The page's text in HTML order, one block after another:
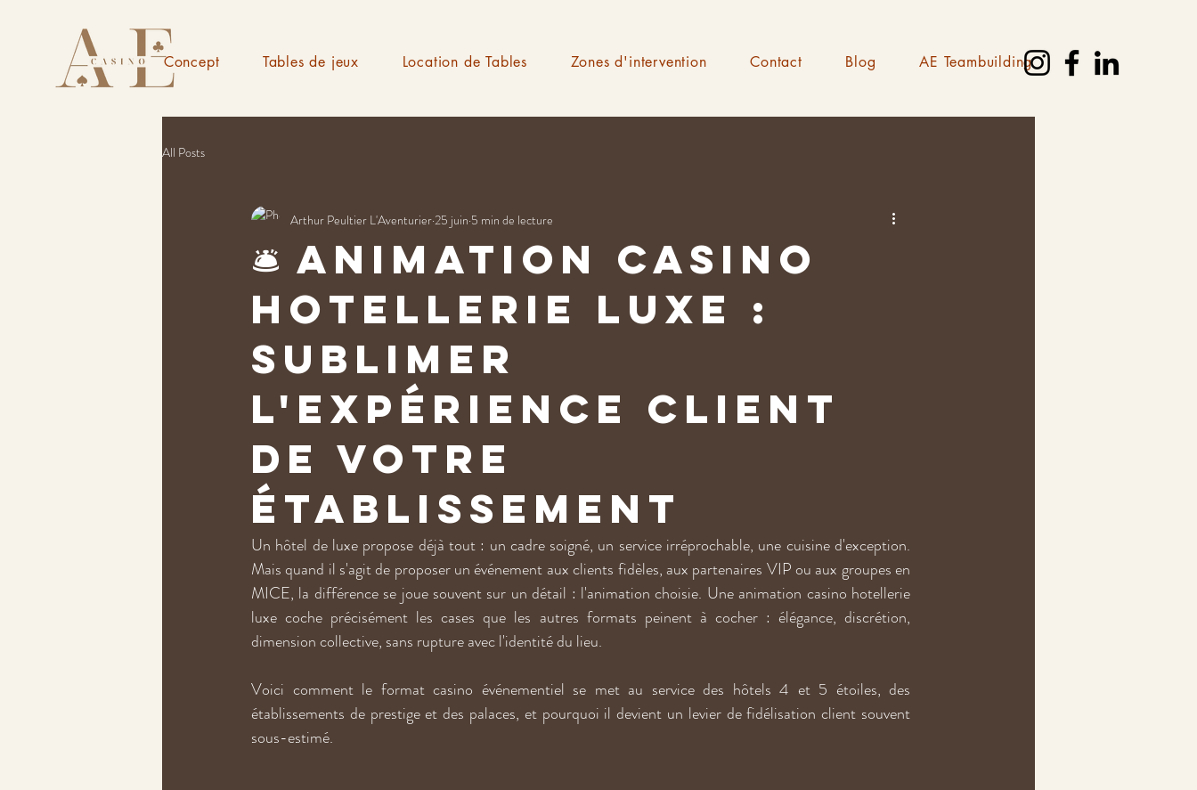
Concept Tables de jeux Location de Tables Zones d'intervention Contact Blog AE Teambuilding
All Posts
🛎️ Animation casino
hotellerie luxe :
sublimer
l'expérience client
de votre
établissement
Arthur Peultier L'Aventurier 25 juin 5 min de lecture
Un hôtel de luxe propose déjà tout : un cadre soigné, un service irréprochable, une cuisine d'exception.
Mais quand il s'agit de proposer un événement aux clients fidèles, aux partenaires VIP ou aux groupes en
MICE, la différence se joue souvent sur un détail : l'animation choisie. Une animation casino hotellerie
luxe coche précisément les cases que les autres formats peinent à cocher : élégance, discrétion,
dimension collective, sans rupture avec l'identité du lieu.
Voici comment le format casino événementiel se met au service des hôtels 4 et 5 étoiles, des
établissements de prestige et des palaces, et pourquoi il devient un levier de fidélisation client souvent
sous-estimé.